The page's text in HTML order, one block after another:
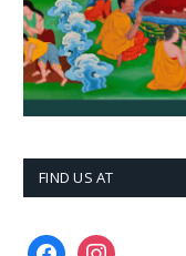
FIND US AT
facebookinstagram